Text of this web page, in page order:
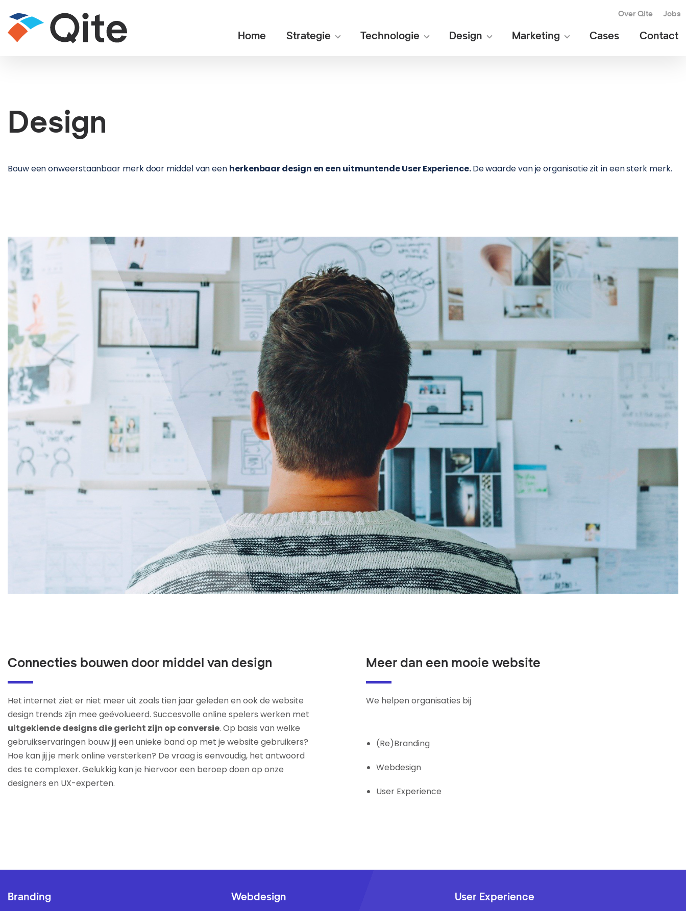
Home Strategie Technologie Design Marketing Cases Contact
Over Qite Jobs
Design
Bouw een onweerstaanbaar merk door middel van een herkenbaar design en een uitmuntende User Experience.De waarde van je organisatie zit in een sterk merk.
Connecties bouwen door middel van design
Het internet ziet er niet meer uit zoals tien jaar geleden en ook de website
design trends zijn mee geëvolueerd. Succesvolle online spelers werken met
uitgekiende designs die gericht zijn op conversie. Op basis van welke
gebruikservaringen bouw jij een unieke band op met je website gebruikers?
Hoe kan jij je merk online versterken? De vraag is eenvoudig, het antwoord
des te complexer. Gelukkig kan je hiervoor een beroep doen op onze
designers en UX-experten.
Meer dan een mooie website
We helpen organisaties bij
(Re)Branding
Webdesign
User Experience
Branding Webdesign User Experience